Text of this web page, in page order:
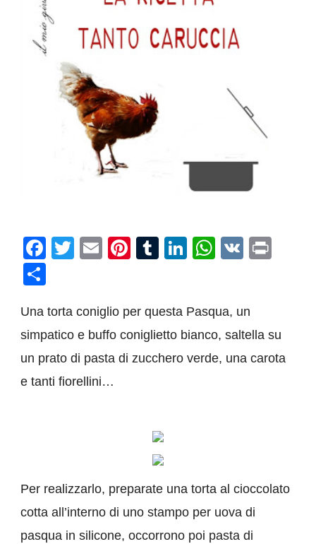
Facebook
Twitter
EmailPinterest
Tumblr
LinkedIn
VK
Una torta coniglio per questa Pasqua, un
simpatico e buffo coniglietto bianco, saltella su
un prato di pasta di zucchero verde, una carota
e tanti fiorellini…
Per realizzarlo, preparate una torta al cioccolato
cotta all’interno di uno stampo per uova di
pasqua in silicone, occorrono poi pasta di